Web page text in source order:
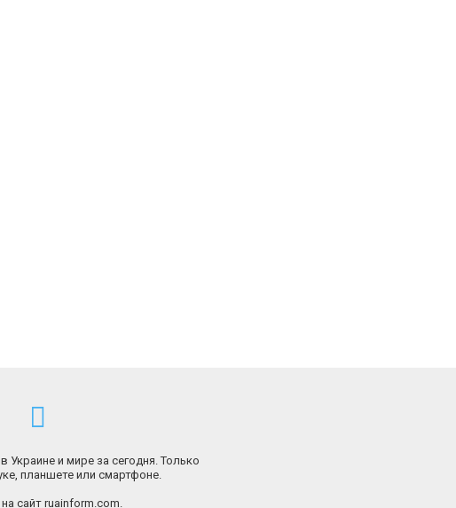
Украине и мире за сегодня. Только
планшете или смартфоне.
сайт ruainform.com.